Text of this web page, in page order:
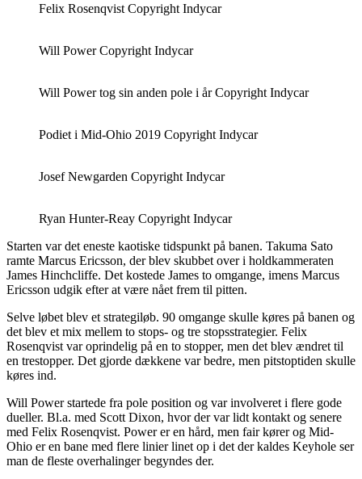
Felix Rosenqvist Copyright Indycar
Will Power Copyright Indycar
Will Power tog sin anden pole i år Copyright Indycar
Podiet i Mid-Ohio 2019 Copyright Indycar
Josef Newgarden Copyright Indycar
Ryan Hunter-Reay Copyright Indycar
Starten var det eneste kaotiske tidspunkt på banen. Takuma Sato
ramte Marcus Ericsson, der blev skubbet over i holdkammeraten
James Hinchcliffe. Det kostede James to omgange, imens Marcus
Ericsson udgik efter at være nået frem til pitten.
Selve løbet blev et strategiløb. 90 omgange skulle køres på banen og
det blev et mix mellem to stops- og tre stopsstrategier. Felix
Rosenqvist var oprindelig på en to stopper, men det blev ændret til
en trestopper. Det gjorde dækkene var bedre, men pitstoptiden skulle
køres ind.
Will Power startede fra pole position og var involveret i flere gode
dueller. Bl.a. med Scott Dixon, hvor der var lidt kontakt og senere
med Felix Rosenqvist. Power er en hård, men fair kører og Mid-
Ohio er en bane med flere linier linet op i det der kaldes Keyhole ser
man de fleste overhalinger begyndes der.